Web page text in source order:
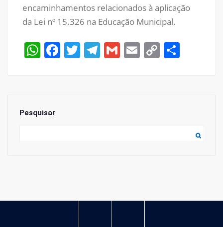
encaminhamentos relacionados à aplicação
da Lei nº 15.326 na Educação Municipal.
WhatsApp
Facebook
Twitter
Telegram
GmailEmail
Copy
Pesquisar